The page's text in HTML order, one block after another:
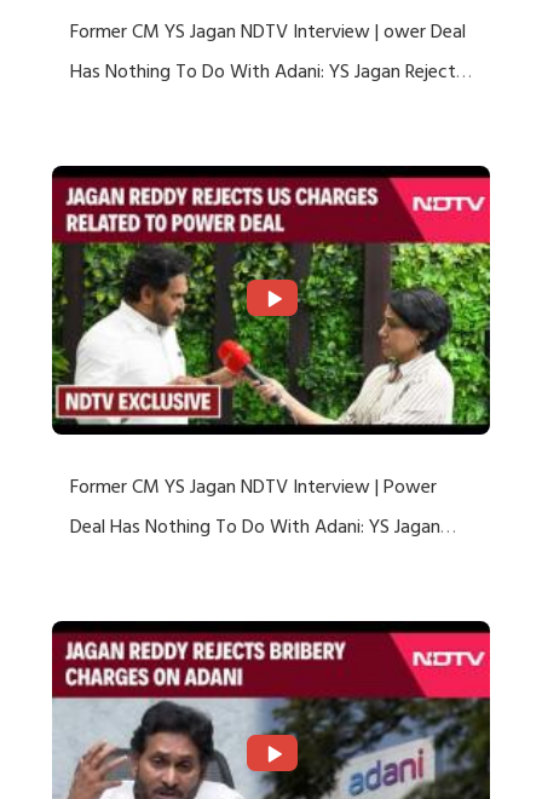
Former CM YS Jagan NDTV Interview | ower Deal
Has Nothing To Do With Adani: YS Jagan Rejects
Former CM YS Jagan NDTV Interview | Power
Deal Has Nothing To Do With Adani: YS Jagan